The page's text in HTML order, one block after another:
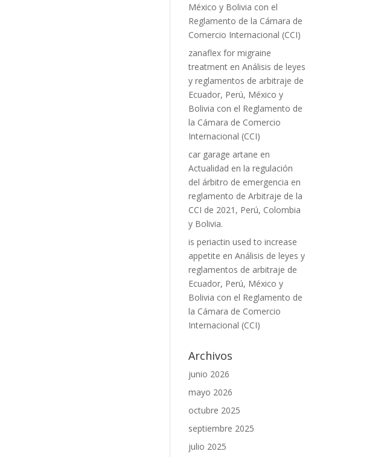
México y Bolivia con el
Reglamento de la Cámara de
Comercio Internacional (CCI)
zanaflex for migraine
treatment enAnálisis de leyes
y reglamentos de arbitraje de
Ecuador, Perú, México y
Bolivia con el Reglamento de
la Cámara de Comercio
Internacional (CCI)
car garage artane en
Actualidad en la regulación
del árbitro de emergencia en
reglamento de Arbitraje de la
CCI de 2021, Perú, Colombia
y Bolivia.
is periactin used to increase
appetite enAnálisis de leyes y
reglamentos de arbitraje de
Ecuador, Perú, México y
Bolivia con el Reglamento de
la Cámara de Comercio
Internacional (CCI)
Archivos
junio 2026
mayo 2026
octubre 2025
septiembre 2025
julio 2025